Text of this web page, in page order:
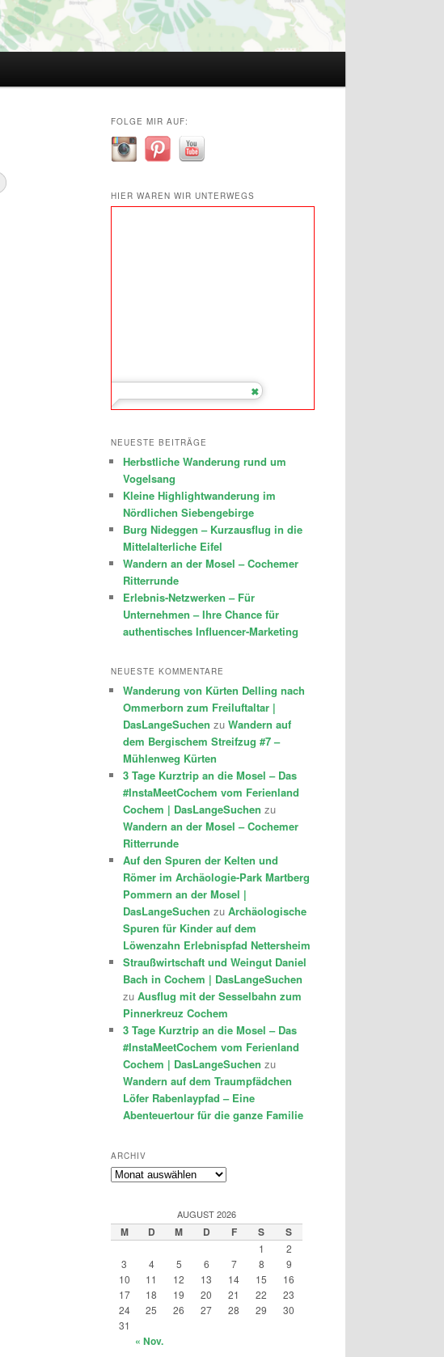
FOLGE MIR AUF:
HIER WAREN WIR UNTERWEGS
NEUESTE BEITRÄGE
Herbstliche Wanderung rund um
Vogelsang
Kleine Highlightwanderung im
Nördlichen Siebengebirge
Burg Nideggen – Kurzausflug in die
Mittelalterliche Eifel
Wandern an der Mosel – Cochemer
Ritterrunde
Erlebnis-Netzwerken – Für
Unternehmen – Ihre Chance für
authentisches Influencer-Marketing
NEUESTE KOMMENTARE
Wanderung von Kürten Delling nach
Ommerborn zum Freiluftaltar |
DasLangeSuchen zu Wandern auf
dem Bergischem Streifzug #7 –
Mühlenweg Kürten
3 Tage Kurztrip an die Mosel – Das
#InstaMeetCochem vom Ferienland
Cochem | DasLangeSuchen zu
Wandern an der Mosel – Cochemer
Ritterrunde
Auf den Spuren der Kelten und
Römer im Archäologie-Park Martberg
Pommern an der Mosel |
DasLangeSuchen zu Archäologische
Spuren für Kinder auf dem
Löwenzahn Erlebnispfad Nettersheim
Straußwirtschaft und Weingut Daniel
Bach in Cochem | DasLangeSuchen
zu Ausflug mit der Sesselbahn zum
Pinnerkreuz Cochem
3 Tage Kurztrip an die Mosel – Das
#InstaMeetCochem vom Ferienland
Cochem | DasLangeSuchen zu
Wandern auf dem Traumpfädchen
Löfer Rabenlaypfad – Eine
Abenteuertour für die ganze Familie
ARCHIV
Archiv
AUGUST 2026
M D M D F S S
1
2
3
4 5 6 7 8
9
10
11 12 13 14 15
16
17
18 19 20 21 22
23
24
25 26 27 28 29
30
31
« Nov.